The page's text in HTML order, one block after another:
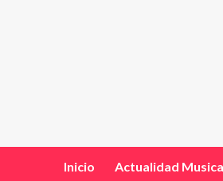
Inicio Actualidad